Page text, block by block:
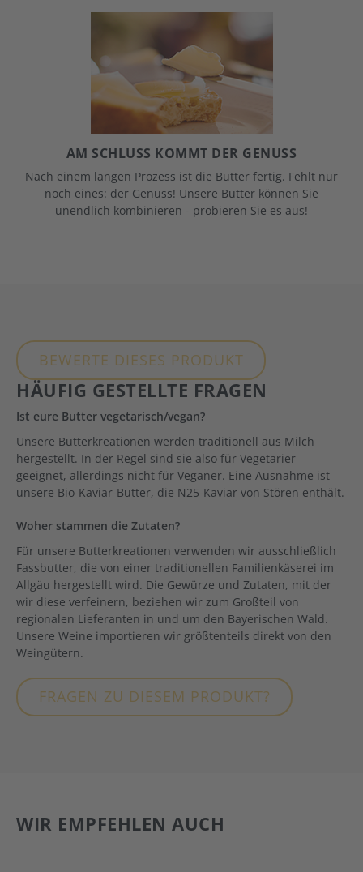
AM SCHLUSS KOMMT DER GENUSS
Nach einem langen Prozess ist die Butter fertig. Fehlt nur
noch eines: der Genuss! Unsere Butter können Sie
unendlich kombinieren - probieren Sie es aus!
BEWERTE DIESES PRODUKT
HÄUFIG GESTELLTE FRAGEN
Ist eure Butter vegetarisch/vegan?
Unsere Butterkreationen werden traditionell aus Milch
hergestellt. In der Regel sind sie also für Vegetarier
geeignet, allerdings nicht für Veganer. Eine Ausnahme ist
unsere Bio-Kaviar-Butter, die N25-Kaviar von Stören enthält.
Woher stammen die Zutaten?
Für unsere Butterkreationen verwenden wir ausschließlich
Fassbutter, die von einer traditionellen Familienkäserei im
Allgäu hergestellt wird. Die Gewürze und Zutaten, mit der
wir diese verfeinern, beziehen wir zum Großteil von
regionalen Lieferanten in und um den Bayerischen Wald.
Unsere Weine importieren wir größtenteils direkt von den
Weingütern.
FRAGEN ZU DIESEM PRODUKT?
WIR EMPFEHLEN AUCH